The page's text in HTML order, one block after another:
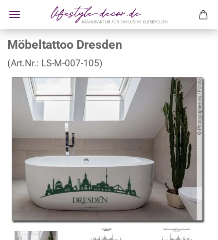
Möbeltattoo Dresden
(Art.Nr.: LS-M-007-105)